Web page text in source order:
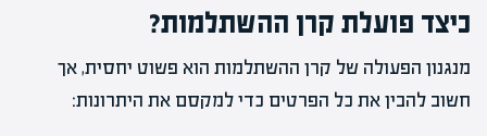
כיצד פועלת קרן ההשתלמות?
מנגנון הפעולה של קרן ההשתלמות הוא פשוט יחסית, אך
חשוב להבין את כל הפרטים כדי למקסם את היתרונות: